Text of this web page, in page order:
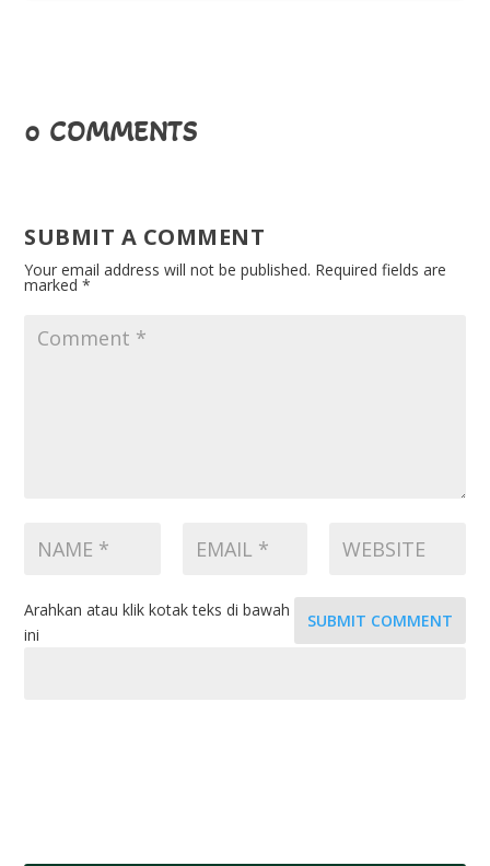
0 COMMENTS
SUBMIT A COMMENT
Your email address will not be published. Required fields are
marked*
SUBMIT COMMENT
Arahkan atau klik kotak teks di bawah
ini